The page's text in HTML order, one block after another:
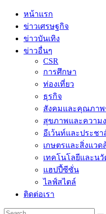
Skip
content
หน้าแรก
ข่าวเศรษฐกิจ
ข่าวบันเทิง
ข่าวอื่นๆ
CSR
การศึกษา
ท่องเที่ยว
ธุรกิจ
สังคมและคุณภา
สุขภาพและความ
อีเว้นท์และประช
เกษตรและสิ่งแวด
เทคโนโลยีและนวั
แฮปปี้ซีซั่น
ไลฟ์สไตล์
ติดต่อเรา